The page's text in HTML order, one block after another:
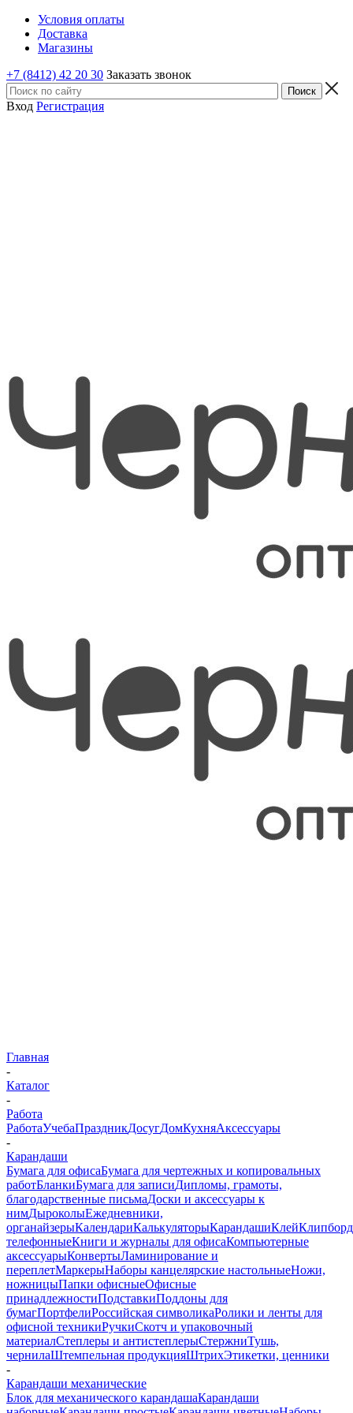
Условия оплаты
Доставка
Магазины
+7 (8412) 42 20 30 Заказать звонок
Вход Регистрация
Главная
-
Каталог
-
Работа
РаботаУчебаПраздникДосугДомКухняАксессуары
-
Карандаши
Бумага для офисаБумага для чертежных и копировальных
работБланкиБумага для записиДипломы, грамоты,
благодарственные письмаДоски и аксессуары к
нимДыроколыЕжедневники,
органайзерыКалендариКалькуляторыКарандашиКлей
телефонныеКниги и журналы для офисаКомпьютерные
аксессуарыКонвертыЛаминирование и
переплетМаркерыНаборы канцелярские настольныеНожи,
ножницыПапки офисныеОфисные
принадлежностиПодставкиПоддоны для
бумагПортфелиРоссийская символикаРолики и ленты для
офисной техникиРучкиСкотч и упаковочный
материалСтеплеры и антистеплерыСтержниТушь,
чернилаШтемпельная продукцияШтрихЭтикетки, ценники
-
Карандаши механические
Блок для механического карандашаКарандаши